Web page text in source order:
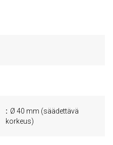
Ø 40 mm (säädettävä
korkeus)